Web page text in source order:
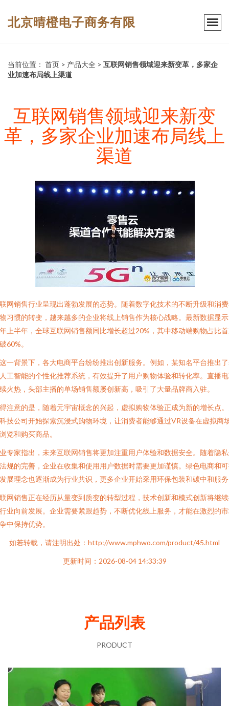
北京晴橙电子商务有限
当前位置： 首页 > 产品大全 > 互联网销售领域迎来新变革，多家企
业加速布局线上渠道
互联网销售领域迎来新变
革，多家企业加速布局线上
渠道
网销售行业呈现出蓬勃发展的态势。随着数字化技术的不断升级和消
习惯的转变，越来越多的企业将线上销售作为核心战略。最新数据显
上半年，全球互联网销售额同比增长超过20%，其中移动端购物占比
60%。
一背景下，各大电商平台纷纷推出创新服务。例如，某知名平台推出
工智能的个性化推荐系统，有效提升了用户购物体验和转化率。直播
火热，头部主播的单场销售额屡创新高，吸引了大量品牌商入驻。
注意的是，随着元宇宙概念的兴起，虚拟购物体验正成为新的增长点
技公司开始探索沉浸式购物环境，让消费者能够通过VR设备在虚拟商
览和购买商品。
专家指出，未来互联网销售将更加注重用户体验和数据安全。随着隐
规的完善，企业在收集和使用用户数据时需要更加谨慎。绿色电商和
展理念也逐渐成为行业共识，更多企业开始采用环保包装和碳中和服
网销售正在经历从量变到质变的转型过程，技术创新和模式创新将继
业向前发展。企业需要紧跟趋势，不断优化线上服务，才能在激烈的
中保持优势。
如若转载，请注明出处：http://www.mphwo.com/product/45.html
更新时间：2026-08-04 14:33:39
产品列表
PRODUCT